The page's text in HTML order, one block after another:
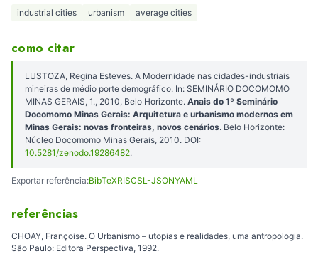
industrial cities urbanism average cities
como citar
LUSTOZA, Regina Esteves. A Modernidade nas cidades-industriais
mineiras de médio porte demográfico. In: SEMINÁRIO DOCOMOMO
MINAS GERAIS, 1., 2010, Belo Horizonte. Anais do 1º Seminário
Docomomo Minas Gerais: Arquitetura e urbanismo modernos em
Minas Gerais: novas fronteiras, novos cenários. Belo Horizonte:
Núcleo Docomomo Minas Gerais, 2010. DOI:
10.5281/zenodo.19286482.
Exportar referência:BibTeXRISCSL-JSONYAML
referências
CHOAY, Françoise. O Urbanismo – utopias e realidades, uma antropologia.
São Paulo: Editora Perspectiva, 1992.